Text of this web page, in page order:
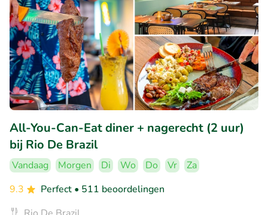
All-You-Can-Eat diner + nagerecht (2 uur)
bij Rio De Brazil
Vandaag Morgen Di Wo Do Vr
Za
9.3
Perfect • 511 beoordelingen